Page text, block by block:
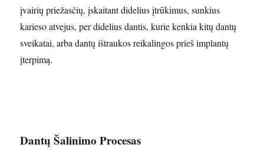
įvairių priežasčių, įskaitant didelius įtrūkimus, sunkius
karieso atvejus, per didelius dantis, kurie kenkia kitų dantų
sveikatai, arba dantų ištraukos reikalingos prieš implantų
įterpimą.
Dantų Šalinimo Procesas